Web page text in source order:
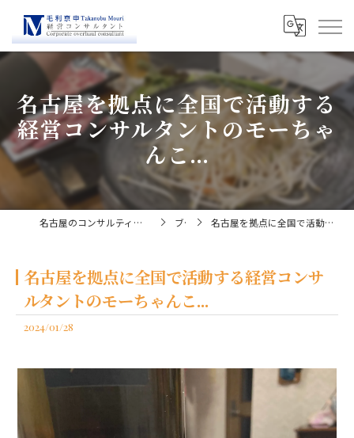
名古屋を拠点に全国で活動する
経営コンサルタントのモーちゃ
んこ...
名古屋のコンサルティングなら経営コンサルタント毛利京申 ブログ 名古屋を拠点に全国で活動する経営コンサルタントのモーちゃんこ...
名古屋を拠点に全国で活動する経営コンサ
ルタントのモーちゃんこ...
2024/01/28